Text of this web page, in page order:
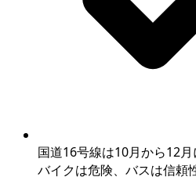
国道16号線は10月から12月
バイクは危険、バスは信頼